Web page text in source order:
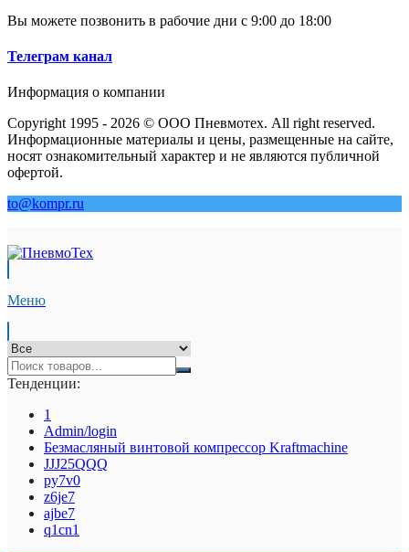
Вы можете позвонить в рабочие дни с 9:00 до 18:00
Телеграм канал
Информация о компании
Copyright 1995 - 2026 © ООО Пневмотех. All right reserved.
Информационные материалы и цены, размещенные на сайте,
носят ознакомительный характер и не являются публичной
офертой.
to@kompr.ru
Меню
Тенденции:
1
Admin/login
Безмасляный винтовой компрессор Kraftmaсhine
JJJ25QQQ
py7v0
z6je7
ajbe7
q1cn1